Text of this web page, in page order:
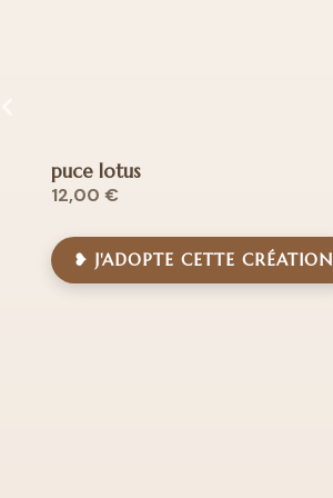
puce lotus
12,00 €
❥ J'ADOPTE CETTE CRÉATION